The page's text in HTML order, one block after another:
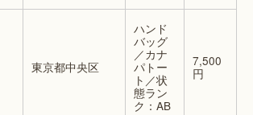
東京都中央区
ハンド
バッグ
／カナ
パトー
ト／状
態ラン
ク：AB
7,500
円